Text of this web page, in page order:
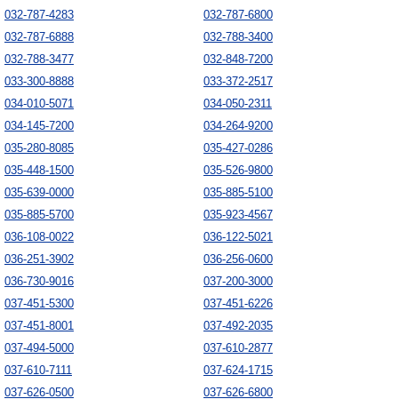
032-787-4283
032-787-6800
032-787-6888
032-788-3400
032-788-3477
032-848-7200
033-300-8888
033-372-2517
034-010-5071
034-050-2311
034-145-7200
034-264-9200
035-280-8085
035-427-0286
035-448-1500
035-526-9800
035-639-0000
035-885-5100
035-885-5700
035-923-4567
036-108-0022
036-122-5021
036-251-3902
036-256-0600
036-730-9016
037-200-3000
037-451-5300
037-451-6226
037-451-8001
037-492-2035
037-494-5000
037-610-2877
037-610-7111
037-624-1715
037-626-0500
037-626-6800